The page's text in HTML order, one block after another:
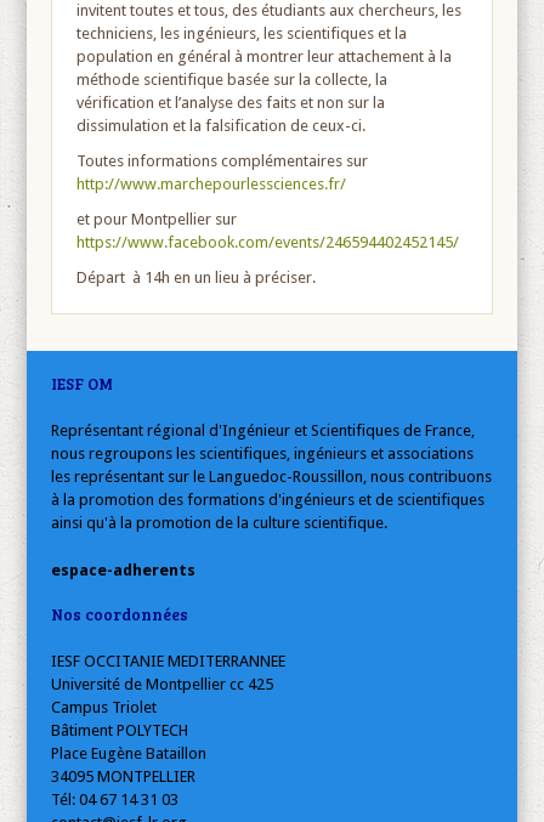
invitent toutes et tous, des étudiants aux chercheurs, les
techniciens, les ingénieurs, les scientifiques et la
population en général à montrer leur attachement à la
méthode scientifique basée sur la collecte, la
vérification et l’analyse des faits et non sur la
dissimulation et la falsification de ceux-ci.
Toutes informations complémentaires sur
http://www.marchepourlessciences.fr/
et pour Montpellier sur
https://www.facebook.com/events/246594402452145/
Départ à 14h en un lieu à préciser.
IESF OM
Représentant régional d'Ingénieur et Scientifiques de France,
nous regroupons les scientifiques, ingénieurs et associations
les représentant sur le Languedoc-Roussillon, nous contribuons
à la promotion des formations d'ingénieurs et de scientifiques
ainsi qu'à la promotion de la culture scientifique.
espace-adherents
Nos coordonnées
IESF OCCITANIE MEDITERRANNEE
Université de Montpellier cc 425
Campus Triolet
Bâtiment POLYTECH
Place Eugène Bataillon
34095 MONTPELLIER
Tél: 04 67 14 31 03